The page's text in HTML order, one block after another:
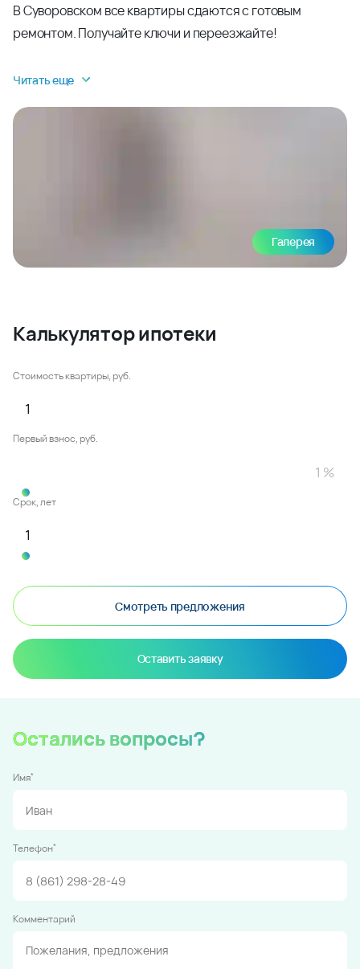
В Суворовском все квартиры сдаются с готовым
ремонтом. Получайте ключи и переезжайте!
Читать еще
Галерея
Калькулятор ипотеки
Стоимость квартиры, руб.
Первый взнос, руб.
Срок, лет
Смотреть предложения
Оставить заявку
Остались вопросы?
Имя*
Телефон*
Комментарий